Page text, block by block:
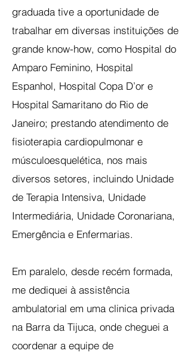
graduada tive a oportunidade de
trabalhar em diversas instituições de
grande know-how, como Hospital do
Amparo Feminino, Hospital
Espanhol, Hospital Copa D’or e
Hospital Samaritano do Rio de
Janeiro; prestando atendimento de
fisioterapia cardiopulmonar e
músculoesquelética, nos mais
diversos setores, incluindo Unidade
de Terapia Intensiva, Unidade
Intermediária, Unidade Coronariana,
Emergência e Enfermarias.
Em paralelo, desde recém formada,
me dediquei à assistência
ambulatorial em uma clinica privada
na Barra da Tijuca, onde cheguei a
coordenar a equipe de